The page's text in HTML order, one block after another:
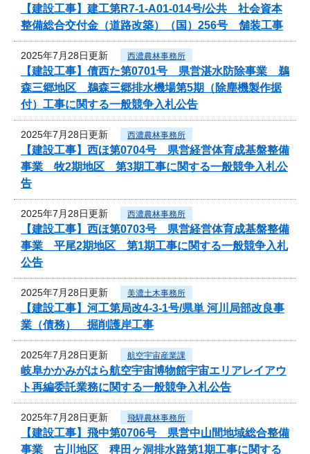
【建設工事】建工第R7-1-A01-014号/公共 社会資本
整備総合交付金（道路改築）（国）256号 舗装工事
2025年7月28日更新 西濃農林事務所
【建設工事】債西た第0701号 県営湛水防除事業 鵜
森三郷地区 鵜森三郷排水機場第5期（除塵機製作据
付）工事に関する一般競争入札公告
2025年7月28日更新 西濃農林事務所
【建設工事】西ほ第0704号 県営経営体育成基盤整備
事業 牧2期地区 第3期工事に関する一般競争入札公
告
2025年7月28日更新 西濃農林事務所
【建設工事】西ほ第0703号 県営経営体育成基盤整備
事業 平尾2期地区 第1期工事に関する一般競争入札
公告
2025年7月28日更新 美濃土木事務所
【建設工事】河工第局改4-3-1号/県単 河川局部改良事
業（債務） 掘削護岸工事
2025年7月28日更新 航空宇宙産業課
岐阜かかみがはら航空宇宙博物館宇宙エリアレイアウ
ト再編委託業務に関する一般競争入札公告
2025年7月28日更新 飛騨農林事務所
【建設工事】飛中第0706号 県営中山間地域総合整備
事業 古川地区 稗田ヶ洞排水路第1期工事に関する